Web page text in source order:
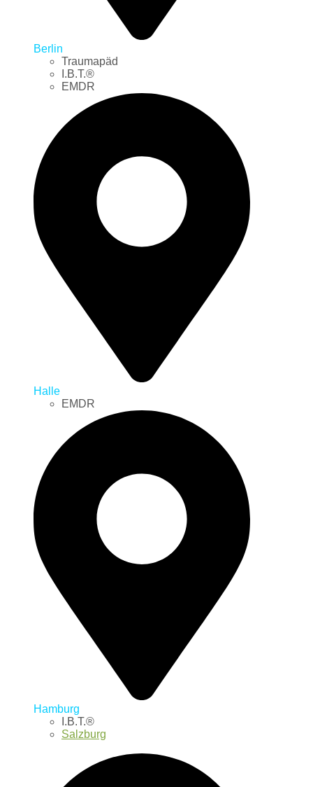
Berlin
Traumapäd
I.B.T.®
EMDR
Halle
EMDR
Hamburg
I.B.T.®
Salzburg